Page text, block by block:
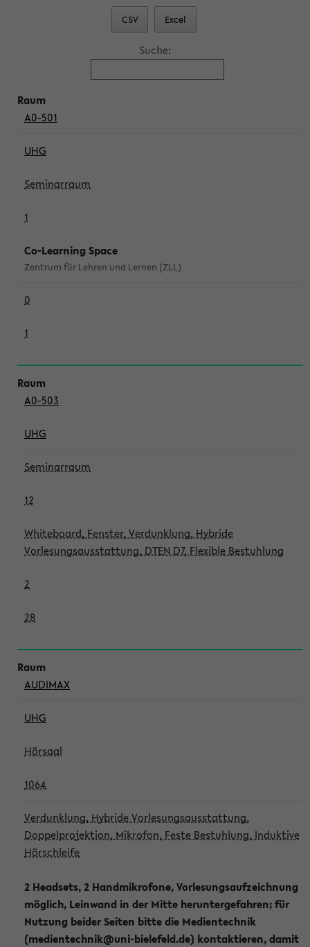
CSV Excel
Suche:
A0-501
UHG
Seminarraum
1
Co-Learning Space
Zentrum für Lehren und Lernen (ZLL)
0
1
A0-503
UHG
Seminarraum
12
Whiteboard, Fenster, Verdunklung, Hybride
Vorlesungsausstattung, DTEN D7, Flexible Bestuhlung
2
28
AUDIMAX
UHG
Hörsaal
1064
Verdunklung, Hybride Vorlesungsausstattung,
Doppelprojektion, Mikrofon, Feste Bestuhlung, Induktive
Hörschleife
2 Headsets, 2 Handmikrofone, Vorlesungsaufzeichnung
möglich, Leinwand in der Mitte heruntergefahren; für
Nutzung beider Seiten bitte die Medientechnik
(medientechnik@uni-bielefeld.de) kontaktieren, damit